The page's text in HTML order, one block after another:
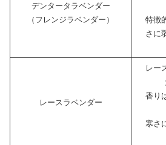
デンタータラベンダー
（フレンジラベンダー）
特徴
さに
レースラベンダー
レー
香り
寒さ